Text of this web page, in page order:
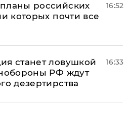
российских
которых почти все
16:52
станет ловушкой
РФ ждут
дезертирства
16:33